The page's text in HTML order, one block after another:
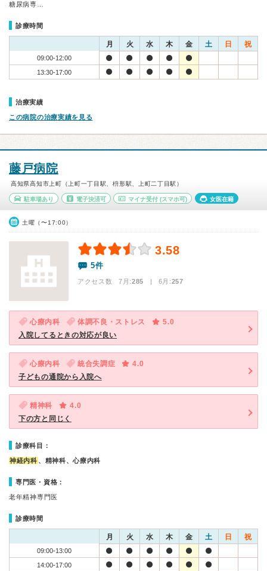
糖尿病専…
診療時間
月 火 水 木 金 土 日 祝
09:00-12:00
13:30-17:00
治療実績
この病院の治療実績を見る
藤戸病院
高知県高知市上町（上町一丁目駅、枡形駅、上町二丁目駅）
駐車場あり 電子決済可 マイナ受付 (スマホ可) 女医在籍
土曜（〜17:00）
3.58
5件
アクセス数 7月:285 | 6月:257
心療内科 体調不良・ストレス
5.0
入院してるときの対応が良い
心療内科 統合失調症
4.0
子どもの通院から入院へ
精神科
4.0
下の方と同じく
診療科目：
神経内科 、精神科、心療内科
専門医・資格：
老年精神専門医
診療時間
月 火 水 木 金 土 日 祝
09:00-13:00
14:00-17:00